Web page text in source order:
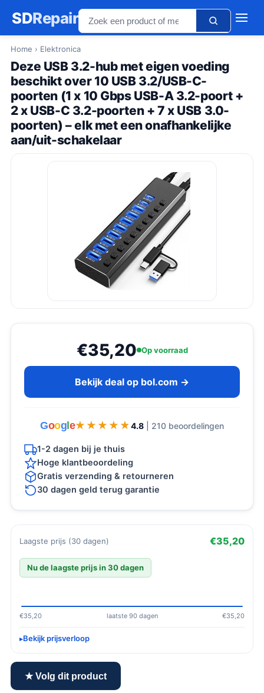
SDRepair
Home › Elektronica
Deze USB 3.2-hub met eigen voeding
beschikt over 10 USB 3.2/USB-C-
poorten (1 x 10 Gbps USB-A 3.2-poort +
2 x USB-C 3.2-poorten + 7 x USB 3.0-
poorten) – elk met een onafhankelijke
aan/uit-schakelaar
€35,20 Op voorraad
Bekijk deal op bol.com →
Goog e★★★★★
★★★★★ 4.8 | 210 beoordelingen
1-2 dagen bij je thuis
Hoge klantbeoordeling
Gratis verzending & retourneren
30 dagen geld terug garantie
Laagste prijs (30 dagen) €35,20
Nu de laagste prijs in 30 dagen
€35,20 laatste 90 dagen €35,20
Bekijk prijsverloop
★ Volg dit product